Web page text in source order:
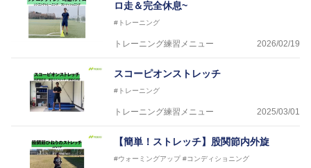
に講師を派遣するなど後進育成にも力を入れている。
「一人一人の健康な人生をサポートする」を企業理念
として掲げ、世の中の人々の『健康』をあらゆる方向
からサポートし、一人一人の「楽しく、豊かに、生き
ている。
ロ走＆完全休息~
#トレーニング
トレーニング練習メニュー 2026/02/19
スコーピオンストレッチ
#トレーニング
トレーニング練習メニュー 2025/03/01
【簡単！ストレッチ】股関節内外旋
#ウォーミングアップ #コンディショニング